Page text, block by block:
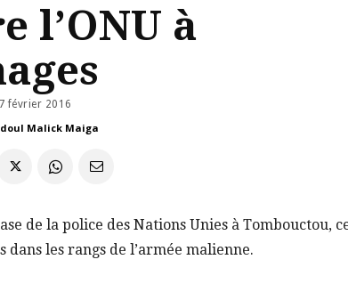
l’ONU à
7 février 2016
Malick Maiga
de la police des Nations Unies à Tombouctou,
les rangs de l’armée malienne.